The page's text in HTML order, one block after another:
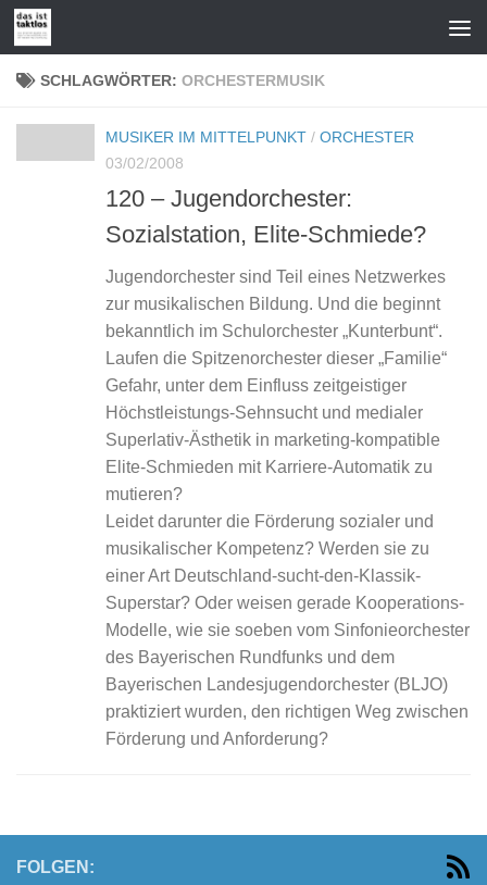
Zum Inhalt springen
SCHLAGWÖRTER: ORCHESTERMUSIK
MUSIKER IM MITTELPUNKT / ORCHESTER
03/02/2008
120 – Jugendorchester:
Sozialstation, Elite-Schmiede?
Jugendorchester sind Teil eines Netzwerkes
zur musikalischen Bildung. Und die beginnt
bekanntlich im Schulorchester „Kunterbunt“.
Laufen die Spitzenorchester dieser „Familie“
Gefahr, unter dem Einfluss zeitgeistiger
Höchstleistungs-Sehnsucht und medialer
Superlativ-Ästhetik in marketing-kompatible
Elite-Schmieden mit Karriere-Automatik zu
mutieren?
Leidet darunter die Förderung sozialer und
musikalischer Kompetenz? Werden sie zu
einer Art Deutschland-sucht-den-Klassik-
Superstar? Oder weisen gerade Kooperations-
Modelle, wie sie soeben vom Sinfonieorchester
des Bayerischen Rundfunks und dem
Bayerischen Landesjugendorchester (BLJO)
praktiziert wurden, den richtigen Weg zwischen
Förderung und Anforderung?
FOLGEN: